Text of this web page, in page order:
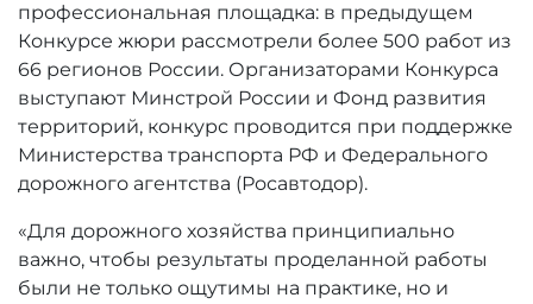
профессиональная площадка: в предыдущем
Конкурсе жюри рассмотрели более 500 работ из
66 регионов России. Организаторами Конкурса
выступают Минстрой России и Фонд развития
территорий, конкурс проводится при поддержке
Министерства транспорта РФ и Федерального
дорожного агентства (Росавтодор).
«Для дорожного хозяйства принципиально
важно, чтобы результаты проделанной работы
были не только ощутимы на практике, но и